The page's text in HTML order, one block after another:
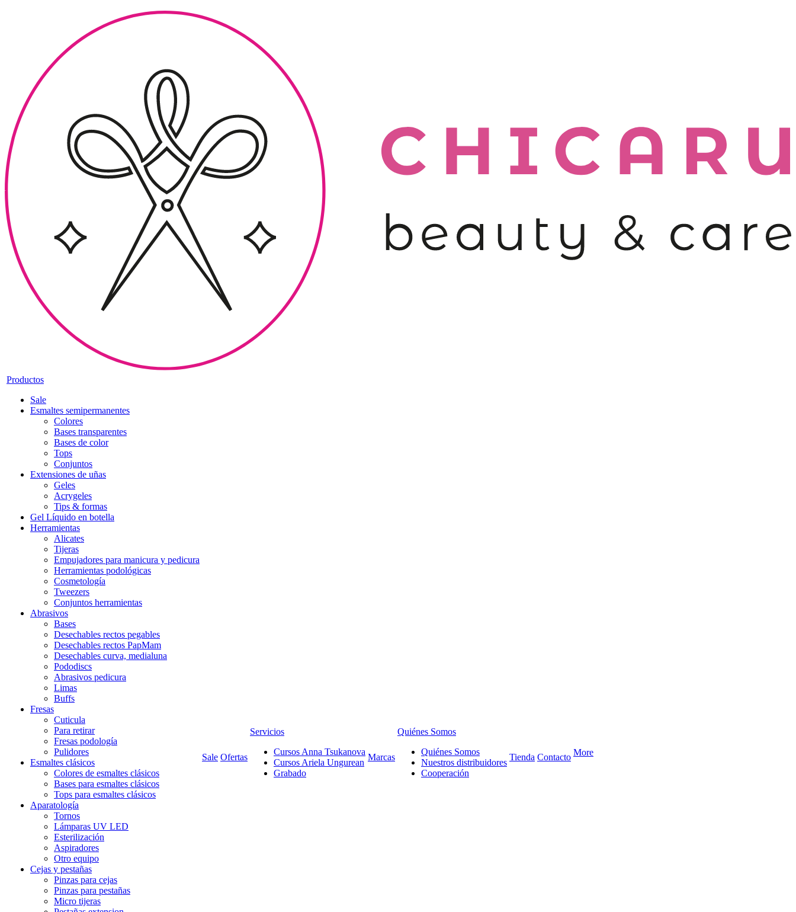
Productos
Sale
Esmaltes semipermanentes
Colores
Bases transparentes
Bases de color
Tops
Conjuntos
Extensiones de uñas
Geles
Acrygeles
Tips & formas
Gel Líquido en botella
Herramientas
Alicates
Tijeras
Empujadores para manicura y pedicura
Herramientas podológicas
Cosmetología
Tweezers
Conjuntos herramientas
Abrasivos
Bases
Desechables rectos pegables
Desechables rectos PapMam
Desechables curva, medialuna
Pododiscs
Abrasivos pedicura
Limas
Buffs
Fresas
Cuticula
Para retirar
Fresas podología
Pulidores
Esmaltes clásicos
Colores de esmaltes clásicos
Bases para esmaltes clásicos
Tops para esmaltes clásicos
Aparatología
Tornos
Lámparas UV LED
Esterilización
Aspiradores
Otro equipo
Cejas y pestañas
Pinzas para cejas
Pinzas para pestañas
Micro tijeras
Sale Ofertas
Servicios
Cursos Anna Tsukanova
Cursos Ariela Ungurean
Grabado
Marcas
Quiénes Somos
Quiénes Somos
Nuestros distribuidores
Cooperación
Tienda Contacto More